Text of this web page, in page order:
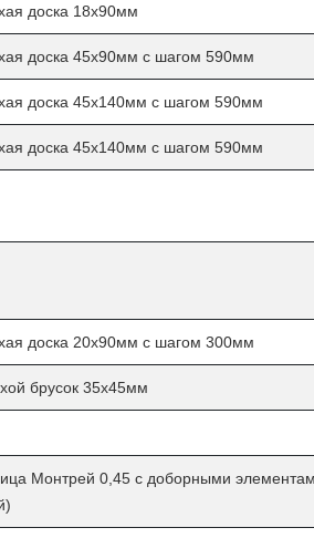
доска 18х90мм
доска 45х90мм с шагом 590мм
доска 45х140мм с шагом 590мм
доска 45х140мм с шагом 590мм
доска 20х90мм с шагом 300мм
брусок 35х45мм
Монтрей 0,45 с доборными